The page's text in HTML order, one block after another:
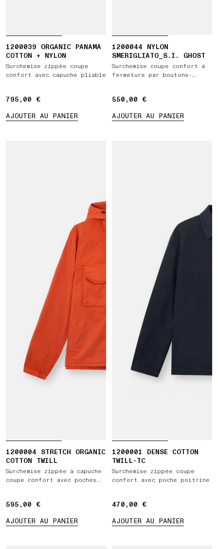
1200039 ORGANIC PANAMA
COTTON + NYLON
Surchemise zippée coupe
confort avec capuche pliable
795,00 €
795,00 €
AJOUTER AU PANIER
1200044 NYLON
SMERIGLIATO_S.I. GHOST
Surchemise coupe confort à
fermeture par boutons-
550,00 €
550,00 €
AJOUTER AU PANIER
1200004 STRETCH ORGANIC
COTTON TWILL
Surchemise zippée à capuche
coupe confort avec poches
595,00 €
595,00 €
AJOUTER AU PANIER
1200001 DENSE COTTON
TWILL-TC
Surchemise zippée coupe
confort avec poche poitrine
470,00 €
470,00 €
AJOUTER AU PANIER